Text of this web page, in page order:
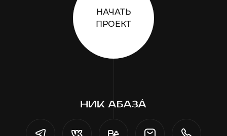
НАЧАТЬ
ПРОЕКТ
ТелеграмВКонтактеBehance Почта Телефон